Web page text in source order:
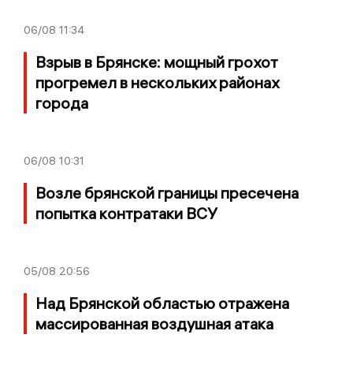
06/08 11:34
Взрыв в Брянске: мощный грохот
прогремел в нескольких районах
города
06/08 10:31
Возле брянской границы пресечена
попытка контратаки ВСУ
05/08 20:56
Над Брянской областью отражена
массированная воздушная атака